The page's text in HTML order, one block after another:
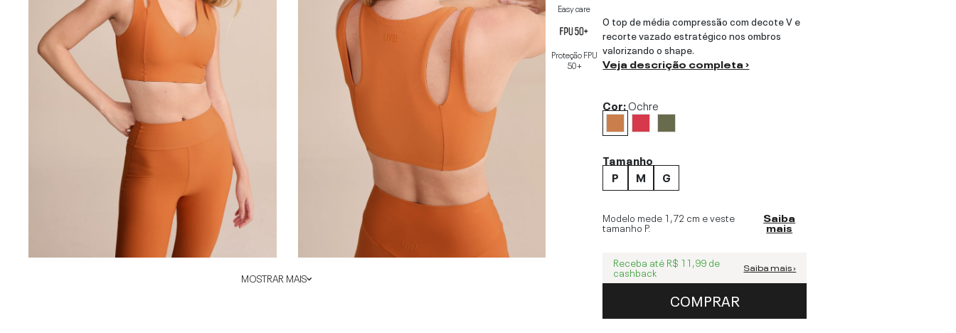
MOSTRAR MAIS
Easy care
Proteção FPU
50+
O top de média compressão com decote V e
recorte vazado estratégico nos ombros
valorizando o shape.
Veja descrição completa ›
Cor:Ochre
Tamanho
P
M G
Modelo mede 1,72 cm e veste
tamanho P.
Saiba
mais
Receba até R$ 11,99 de
cashback Saiba mais ›
COMPRAR